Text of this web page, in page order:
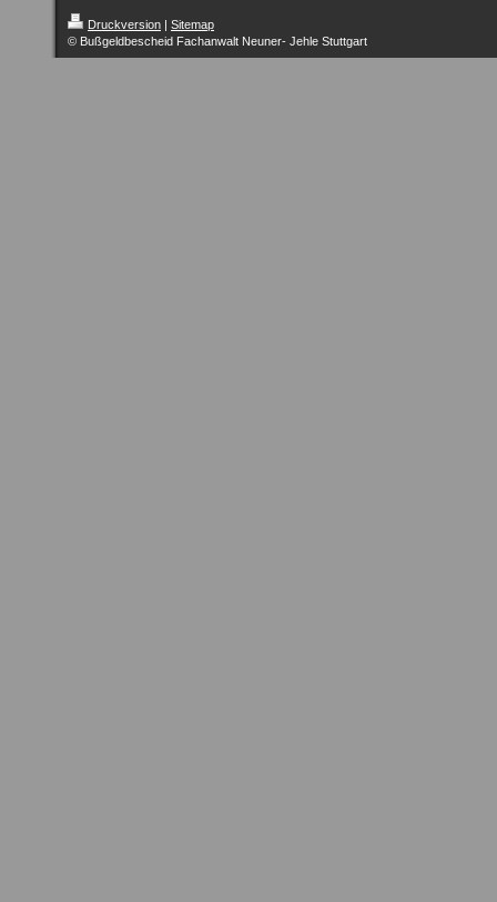
Druckversion | Sitemap
© Bußgeldbescheid Fachanwalt Neuner- Jehle Stuttgart